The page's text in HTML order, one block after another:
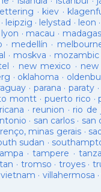
· kiev ·
· leipzig · lelystad · leon ·
lyon · macau ·
· medellín ·
· moskva · mozambic
· new mexico · new
· oklahoma ·
· parana ·paraty ·
montt · puerto rico ·
· reunion · rio de
· san carlos · san
minas gerais·
sudan ·
·tampere ·
· tromso · troyes·
vietnam · villahermosa ·